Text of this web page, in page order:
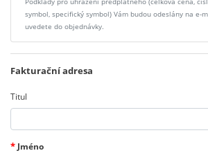
symbol, specifický symbol) Vám budou odeslány na e-
uvedete do objednávky.
Fakturační adresa
Titul
* Jméno